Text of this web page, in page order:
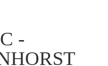
-